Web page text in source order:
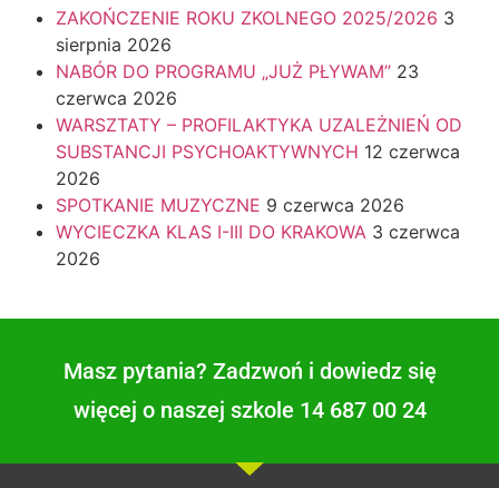
ZAKOŃCZENIE ROKU ZKOLNEGO 2025/2026 3
sierpnia 2026
NABÓR DO PROGRAMU „JUŻ PŁYWAM” 23
czerwca 2026
WARSZTATY – PROFILAKTYKA UZALEŻNIEŃ OD
SUBSTANCJI PSYCHOAKTYWNYCH 12 czerwca
2026
SPOTKANIE MUZYCZNE 9 czerwca 2026
WYCIECZKA KLAS I-III DO KRAKOWA 3 czerwca
2026
Masz pytania? Zadzwoń i dowiedz się
więcej o naszej szkole 14 687 00 24